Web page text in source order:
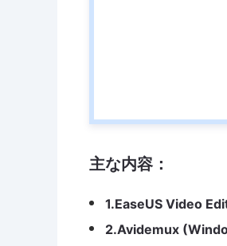
主な内容：
1.EaseUS Video
2.Avidemux